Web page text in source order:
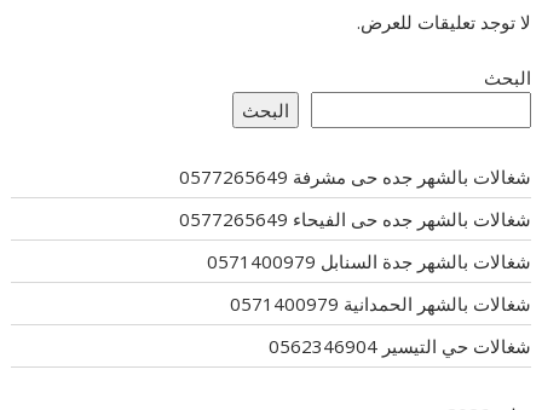
لا توجد تعليقات للعرض.
البحث
البحث
شغالات بالشهر جده حى مشرفة 0577265649
شغالات بالشهر جده حى الفيحاء 0577265649
شغالات بالشهر جدة السنابل 0571400979
شغالات بالشهر الحمدانية 0571400979
شغالات حي التيسير 0562346904